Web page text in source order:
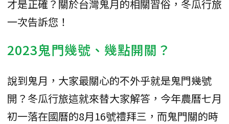
才是正確？關於台灣鬼月的相關習俗，冬瓜行旅
一次告訴您！
2023鬼門幾號、幾點開關？
說到鬼月，大家最關心的不外乎就是鬼門幾號
開？冬瓜行旅這就來替大家解答，今年農曆七月
初一落在國曆的8月16號禮拜三，而鬼門關的時